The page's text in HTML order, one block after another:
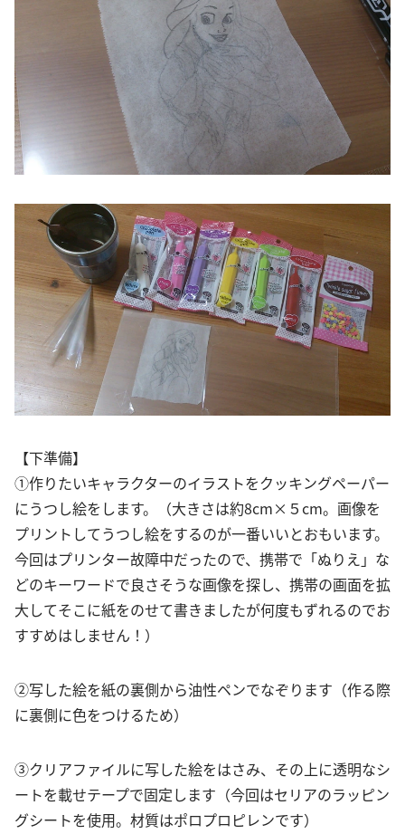
【下準備】
①作りたいキャラクターのイラストをクッキングペーパー
にうつし絵をします。（大きさは約8cm×５cm。画像を
プリントしてうつし絵をするのが一番いいとおもいます。
今回はプリンター故障中だったので、携帯で「ぬりえ」な
どのキーワードで良さそうな画像を探し、携帯の画面を拡
大してそこに紙をのせて書きましたが何度もずれるのでお
すすめはしません！）
②写した絵を紙の裏側から油性ペンでなぞります（作る際
に裏側に色をつけるため）
③クリアファイルに写した絵をはさみ、その上に透明なシ
ートを載せテープで固定します（今回はセリアのラッピン
グシートを使用。材質はポロプロピレンです）